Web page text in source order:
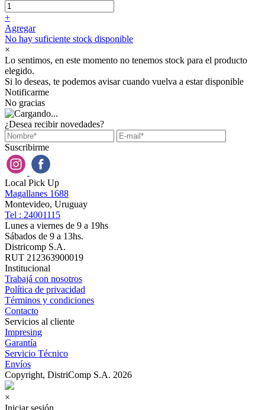
+
Agregar
No hay suficiente stock disponible
×
Lo sentimos, en este momento no tenemos stock para el producto
elegido.
Si lo deseas, te podemos avisar cuando vuelva a estar disponible
Notificarme
No gracias
¿Desea recibir novedades?
Suscribirme
Local Pick Up
Magallanes 1688
Montevideo, Uruguay
Tel : 24001115
Lunes a viernes de 9 a 19hs
Sábados de 9 a 13hs.
Districomp S.A.
RUT 212363900019
Institucional
Trabajá con nosotros
Política de privacidad
Términos y condiciones
Contacto
Servicios al cliente
Impresing
Garantía
Servicio Técnico
Envíos
Copyright, DistriComp S.A. 2026
×
Iniciar sesión